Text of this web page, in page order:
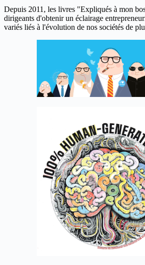
Depuis 2011, les livres "Expliqués à mon
dirigeants d'obtenir un éclairage
variés liés à l'évolution de nos sociétés de